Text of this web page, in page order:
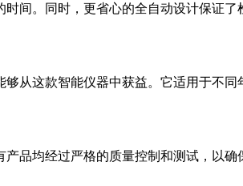
间。同时，更省心的全自动设计保证了
从这款智能仪器中获益。它适用于不同
品均经过严格的质量控制和测试，以确